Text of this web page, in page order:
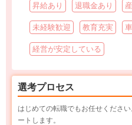
昇給あり 退職金あり
未経験歓迎 教育充実
経営が安定している
選考プロセス
はじめての転職でもお任せくださ
ートします。